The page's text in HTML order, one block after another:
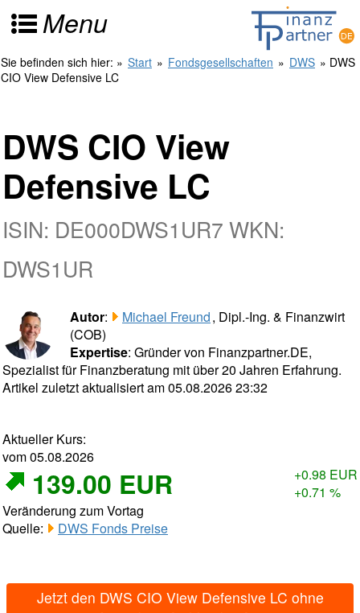
Menu
Sie befinden sich hier: » Start » Fondsgesellschaften » DWS » DWS
CIO View Defensive LC
DWS CIO View
Defensive LC
ISIN: DE000DWS1UR7 WKN:
DWS1UR
Autor: Michael Freund, Dipl.-Ing. & Finanzwirt
(COB)
Expertise: Gründer von Finanzpartner.DE,
Spezialist für Finanzberatung mit über 20 Jahren Erfahrung.
Artikel zuletzt aktualisiert am 05.08.2026 23:32
Aktueller Kurs:
vom 05.08.2026
139.00 EUR
+0.98 EUR
+0.71 %
Veränderung zum Vortag
Quelle:
DWS Fonds Preise
Jetzt den DWS CIO View Defensive LC ohne